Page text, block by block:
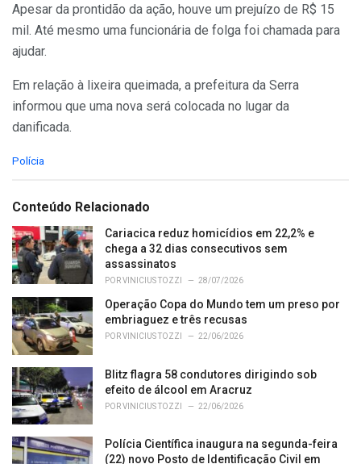
Apesar da prontidão da ação, houve um prejuízo de R$ 15
mil. Até mesmo uma funcionária de folga foi chamada para
ajudar.
Em relação à lixeira queimada, a prefeitura da Serra
informou que uma nova será colocada no lugar da
danificada.
C
e
o
r
i
e
:
Polícia
Conteúdo Relacionado
Cariacica reduz homicídios em 22,2% e
chega a 32 dias consecutivos sem
assassinatos
PORVINICIUS TOZZI 28/07/2026
Operação Copa do Mundo tem um preso por
embriaguez e três recusas
PORVINICIUS TOZZI 22/06/2026
Blitz flagra 58 condutores dirigindo sob
efeito de álcool em Aracruz
PORVINICIUS TOZZI 22/06/2026
Polícia Científica inaugura na segunda-feira
(22) novo Posto de Identificação Civil em